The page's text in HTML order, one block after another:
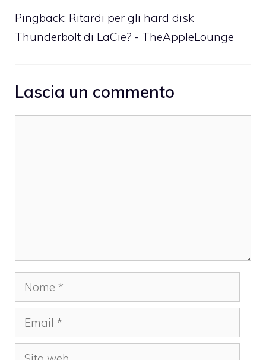
Pingback: Ritardi per gli hard disk
Thunderbolt di LaCie? - TheAppleLounge
Lascia un commento
Nome
Email
Sito